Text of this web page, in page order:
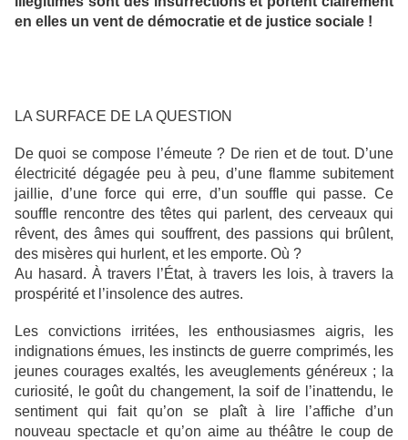
en elles un vent de démocratie et de justice sociale !
LA SURFACE DE LA QUESTION
De quoi se compose l’émeute ? De rien et de tout. D’une
électricité dégagée peu à peu, d’une flamme subitement
jaillie, d’une force qui erre, d’un souffle qui passe. Ce
souffle rencontre des têtes qui parlent, des cerveaux qui
rêvent, des âmes qui souffrent, des passions qui brûlent,
des misères qui hurlent, et les emporte. Où ?
Au hasard. À travers l’État, à travers les lois, à travers la
prospérité et l’insolence des autres.
Les convictions irritées, les enthousiasmes aigris, les
indignations émues, les instincts de guerre comprimés, les
jeunes courages exaltés, les aveuglements généreux ; la
curiosité, le goût du changement, la soif de l’inattendu, le
sentiment qui fait qu’on se plaît à lire l’affiche d’un
nouveau spectacle et qu’on aime au théâtre le coup de